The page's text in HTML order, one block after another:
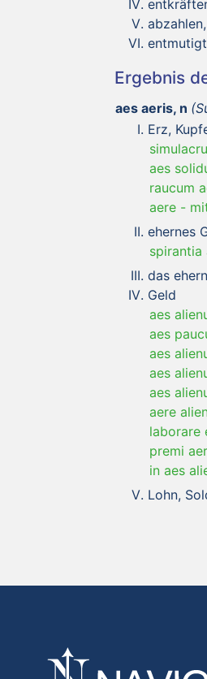
Ergebnis
aes aeris, n
Erz,
aes
raucum
aere -
ehernes
spirantia
das
Geld
aes
aes
aes
aes
aes
aere
laborare
premi
in aes
Lohn,